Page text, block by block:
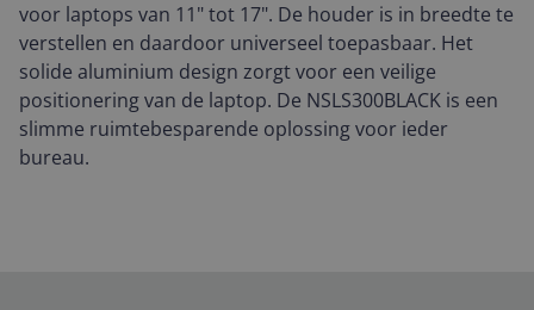
voor laptops van 11" tot 17". De houder is in breedte te
verstellen en daardoor universeel toepasbaar. Het
solide aluminium design zorgt voor een veilige
positionering van de laptop. De NSLS300BLACK is een
slimme ruimtebesparende oplossing voor ieder
bureau.